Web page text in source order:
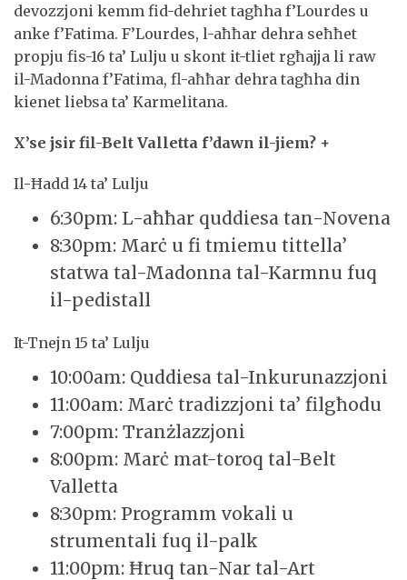
devozzjoni kemm fid-dehriet tagħha f’Lourdes u
anke f’Fatima. F’Lourdes, l-aħħar dehra seħħet
propju fis-16 ta’ Lulju u skont it-tliet rgħajja li raw
il-Madonna f’Fatima, fl-aħħar dehra tagħha din
kienet liebsa ta’ Karmelitana.
X’se jsir fil-Belt Valletta f’dawn il-jiem? +
Il-Ħadd 14 ta’ Lulju
6:30pm: L-aħħar quddiesa tan-Novena
8:30pm: Marċ u fi tmiemu tittella’
statwa tal-Madonna tal-Karmnu fuq
il-pedistall
It-Tnejn 15 ta’ Lulju
10:00am: Quddiesa tal-Inkurunazzjoni
11:00am: Marċ tradizzjoni ta’ filgħodu
7:00pm: Tranżlazzjoni
8:00pm: Marċ mat-toroq tal-Belt
Valletta
8:30pm: Programm vokali u
strumentali fuq il-palk
11:00pm: Ħruq tan-Nar tal-Art